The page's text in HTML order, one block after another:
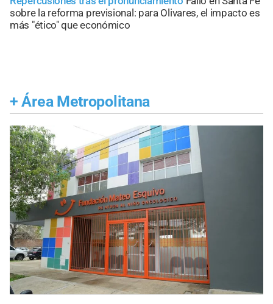
sobre la reforma previsional: para Olivares, el impacto es
más "ético" que económico
+ Área Metropolitana